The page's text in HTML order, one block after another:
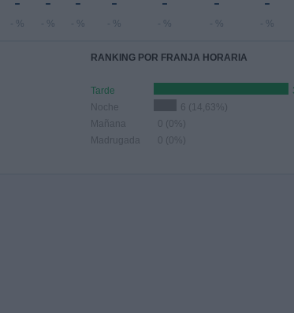
- % - % - % - % - % - % - %
RANKING POR FRANJA HORARIA
Tarde
Noche
6 (14,63%)
Mañana
0 (0%)
Madrugada
0 (0%)